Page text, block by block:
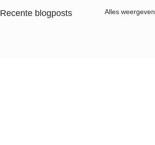
Recente blogposts Alles weergeven